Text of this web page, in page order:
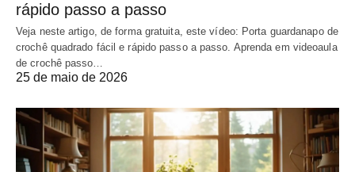
rápido passo a passo
Veja neste artigo, de forma gratuita, este vídeo: Porta guardanapo de
crochê quadrado fácil e rápido passo a passo. Aprenda em videoaula
de crochê passo…
25 de maio de 2026